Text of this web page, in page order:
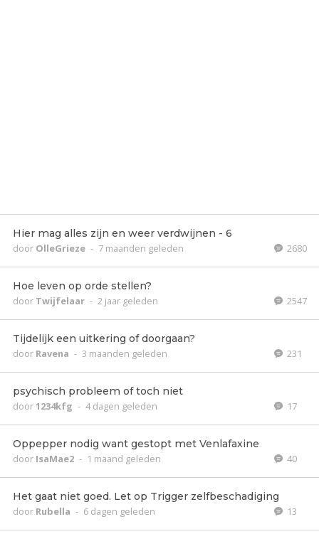
Hier mag alles zijn en weer verdwijnen - 6
door OlleGrieze - 7 maanden geleden 2680
Hoe leven op orde stellen?
door Twijfelaar - 2 jaar geleden 2547
Tijdelijk een uitkering of doorgaan?
door Ravena - 3 maanden geleden 231
psychisch probleem of toch niet
door1234kfg - 4 dagen geleden 17
Oppepper nodig want gestopt met Venlafaxine
door IsaMae2 - 1 maand geleden 40
Het gaat niet goed. Let op Trigger zelfbeschadiging
door Rubella - 6 dagen geleden 13